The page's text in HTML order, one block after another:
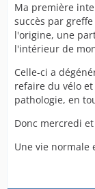
Ma première
succès par
l'origine, une
l'intérieur de
Celle-ci a
refaire du vélo
pathologie, en
Donc mercredi
Une vie normale